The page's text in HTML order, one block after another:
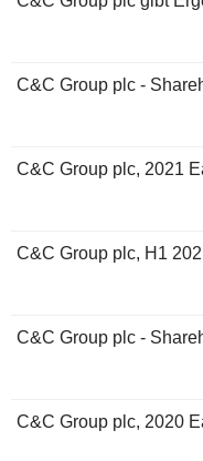
C&C Group plc -
C&C Group plc, 2021
C&C Group plc, H1
C&C Group plc -
C&C Group plc, 2020